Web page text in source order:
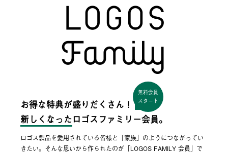
お得な特典が盛りだくさん！
無料会員
スタート
新しくなった ロゴスファミリー会員。
ロゴス製品を愛用されている皆様と「家族」のようにつながってい
きたい。そんな思いから作られたのが「LOGOS FAMILY 会員」で